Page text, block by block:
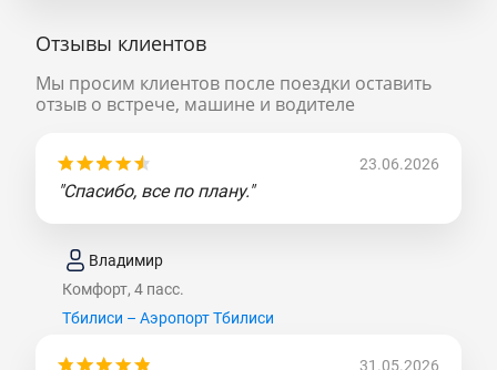
Отзывы клиентов
Мы просим клиентов после поездки оставить
отзыв о встрече, машине и водителе
23.06.2026
"Спасибо, все по плану."
Владимир
Комфорт, 4 пасс.
Тбилиси – Аэропорт Тбилиси
31.05.2026